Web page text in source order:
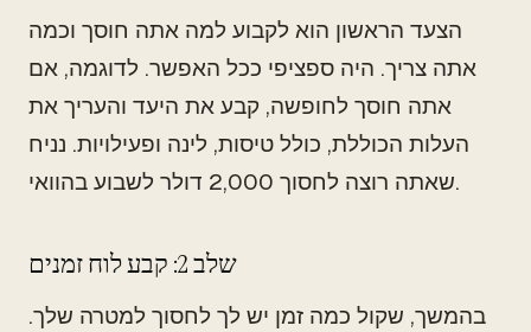
הצעד הראשון הוא לקבוע למה אתה חוסך וכמה
אתה צריך. היה ספציפי ככל האפשר. לדוגמה, אם
אתה חוסך לחופשה, קבע את היעד והעריך את
העלות הכוללת, כולל טיסות, לינה ופעילויות. נניח
שאתה רוצה לחסוך 2,000 דולר לשבוע בהוואי.
שלב 2: קבע לוח זמנים
בהמשך, שקול כמה זמן יש לך לחסוך למטרה שלך.